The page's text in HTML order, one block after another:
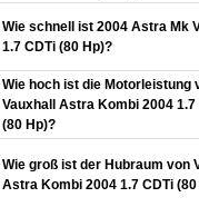
Wie schnell ist 2004 Astra Mk
1.7 CDTi (80 Hp)?
Wie hoch ist die Motorleistung
Vauxhall Astra Kombi 2004 1.7
(80 Hp)?
Wie groß ist der Hubraum von
Astra Kombi 2004 1.7 CDTi (80